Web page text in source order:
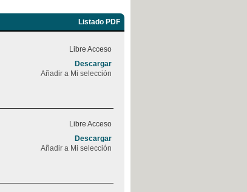
Listado PDF
Libre Acceso
Descargar
Añadir a Mi selección
Libre Acceso
Descargar
Añadir a Mi selección